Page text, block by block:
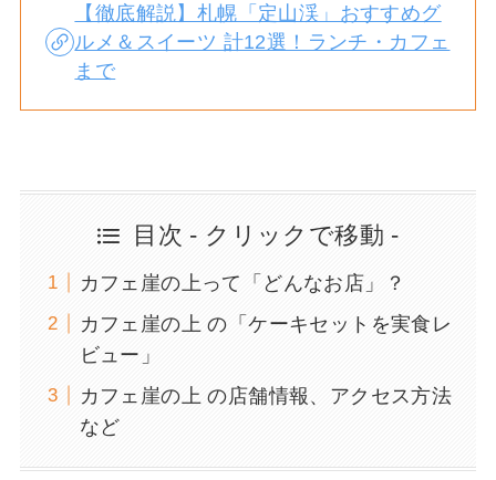
【徹底解説】札幌「定山渓」おすすめグ
ルメ＆スイーツ 計12選！ランチ・カフェ
まで
目次 - クリックで移動 -
カフェ崖の上って「どんなお店」？
カフェ崖の上 の「ケーキセットを実食レ
ビュー」
カフェ崖の上 の店舗情報、アクセス方法
など